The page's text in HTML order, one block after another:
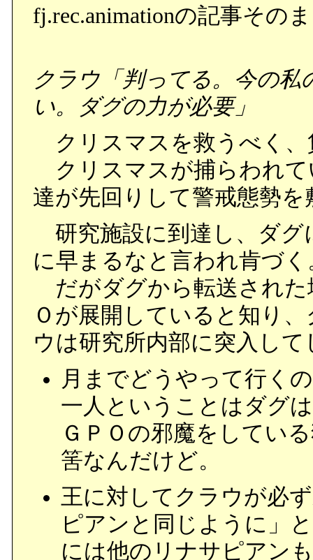
fj.rec.animationの記事その
クラウ「判ってる。今の
い。ダグの力が必要」
クリスマスを救うべく、
クリスマスが捕らわれて
達が先回りして警戒態勢を
研究施設に到達し、ダグ
に早まるなと言われ肯づく
だがダグから転送された
Ｏが展開していると知り
ウは研究所内部に突入し
月までどうやって行く
一人ということはダグ
ＧＰＯの邪魔をしてい
筈なんだけど。
王に対してクラウが必
ピアンと同じように」
には他のリナサピアン